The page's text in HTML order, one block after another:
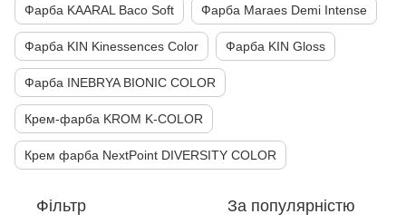
Фарба KAARAL Baco Soft Фарба Maraes Demi Intense
Фарба KIN Kinessences Color Фарба KIN Gloss
Фарба INEBRYA BIONIC COLOR
Крем-фарба KROM K-COLOR
Крем фарба NextPoint DIVERSITY COLOR
Фільтр За популярністю